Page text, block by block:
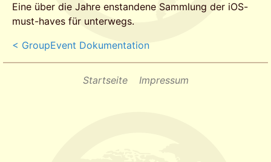
Eine über die Jahre enstandene Sammlung der iOS-
must-haves für unterwegs.
< GroupEvent Dokumentation
Startseite Impressum